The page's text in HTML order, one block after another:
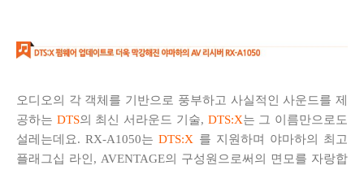
오디오의 각 객체를 기반으로 풍부하고 사실적인 사운드를 제
공하는 DTS의 최신 서라운드 기술, DTS:X는 그 이름만으로도
설레는데요. RX-A1050는DTS:X 를 지원하며 야마하의 최고
플래그십 라인, AVENTAGE의 구성원으로써의 면모를 자랑합